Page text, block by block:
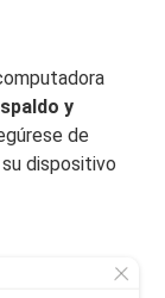
y
de
dispositivo